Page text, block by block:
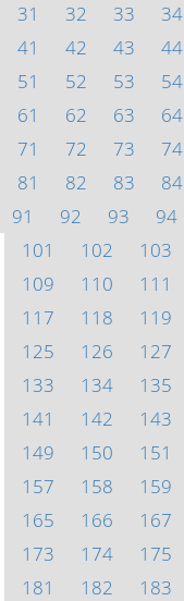
31
32 33 34
41
42 43 44
51
52 53 54
61
62 63 64
71
72 73 74
81
82 83 84
91
92 93 94
101
102 103
109
110 111
117
118 119
125
126 127
133
134 135
141
142 143
149
150 151
157
158 159
165
166 167
173
174 175
181
182 183